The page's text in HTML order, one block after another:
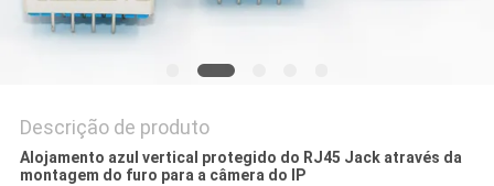
Descrição de produto
Alojamento azul vertical protegido do RJ45 Jack através da
montagem do furo para a câmera do IP